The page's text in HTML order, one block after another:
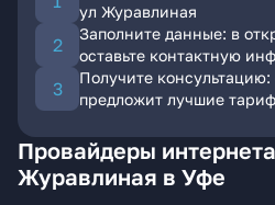
ул Журавлиная
Заполните данные: в
оставьте контактную
Получите
предложит лучшие
Провайдеры
Журавлиная в Уфе